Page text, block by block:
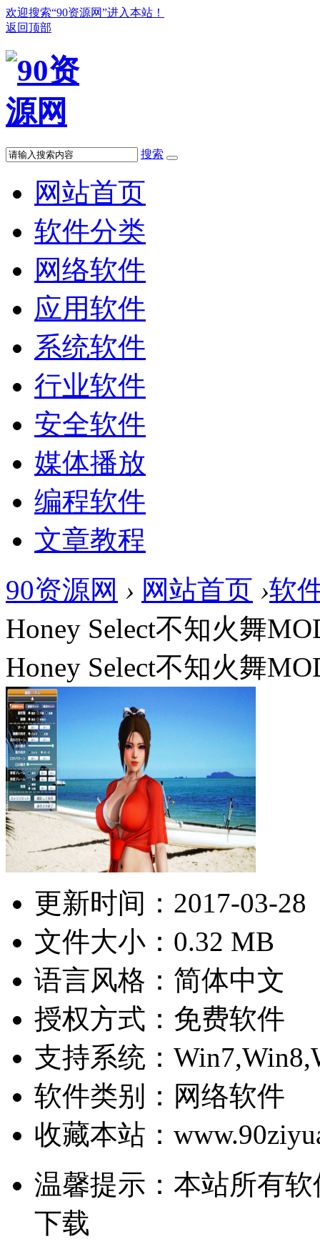
欢迎搜索“90资源网”进入本站！
返回顶部
搜索
网站首页
软件分类
网络软件
应用软件
系统软件
行业软件
安全软件
媒体播放
编程软件
文章教程
90资源网 › 网站首页 ›软
Honey Select不知火舞
Honey Select不知火舞
更新时间： 2017-03-28
文件大小：0.32 MB
语言风格：简体中文
授权方式：免费软件
支持系统：
软件类别：网络软件
收藏本站：
温馨提示：本站所有
下载